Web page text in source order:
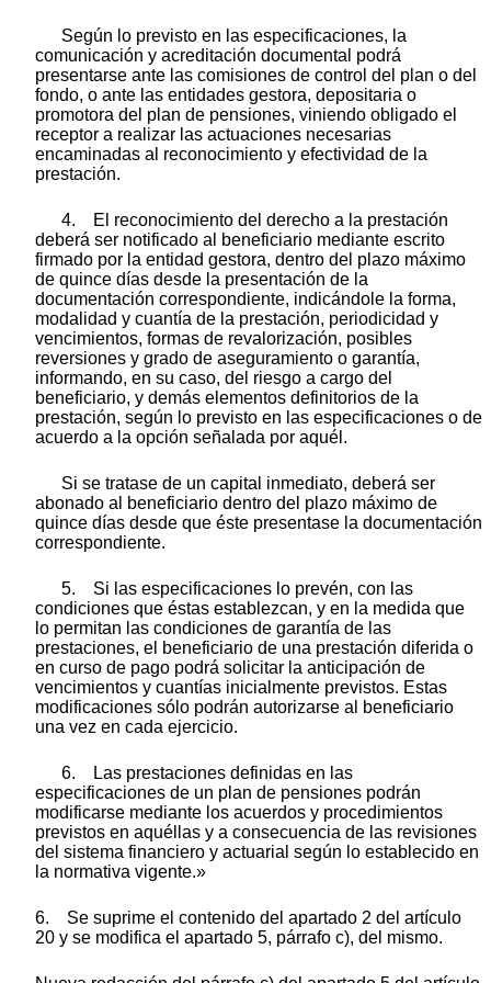
Según lo previsto en las especificaciones, la
comunicación y acreditación documental podrá
presentarse ante las comisiones de control del plan o del
fondo, o ante las entidades gestora, depositaria o
promotora del plan de pensiones, viniendo obligado el
receptor a realizar las actuaciones necesarias
encaminadas al reconocimiento y efectividad de la
prestación.
4. El reconocimiento del derecho a la prestación
deberá ser notificado al beneficiario mediante escrito
firmado por la entidad gestora, dentro del plazo máximo
de quince días desde la presentación de la
documentación correspondiente, indicándole la forma,
modalidad y cuantía de la prestación, periodicidad y
vencimientos, formas de revalorización, posibles
reversiones y grado de aseguramiento o garantía,
informando, en su caso, del riesgo a cargo del
beneficiario, y demás elementos definitorios de la
prestación, según lo previsto en las especificaciones o de
acuerdo a la opción señalada por aquél.
Si se tratase de un capital inmediato, deberá ser
abonado al beneficiario dentro del plazo máximo de
quince días desde que éste presentase la documentación
correspondiente.
5. Si las especificaciones lo prevén, con las
condiciones que éstas establezcan, y en la medida que
lo permitan las condiciones de garantía de las
prestaciones, el beneficiario de una prestación diferida o
en curso de pago podrá solicitar la anticipación de
vencimientos y cuantías inicialmente previstos. Estas
modificaciones sólo podrán autorizarse al beneficiario
una vez en cada ejercicio.
6. Las prestaciones definidas en las
especificaciones de un plan de pensiones podrán
modificarse mediante los acuerdos y procedimientos
previstos en aquéllas y a consecuencia de las revisiones
del sistema financiero y actuarial según lo establecido en
la normativa vigente.»
6. Se suprime el contenido del apartado 2 del artículo
20 y se modifica el apartado 5, párrafo c), del mismo.